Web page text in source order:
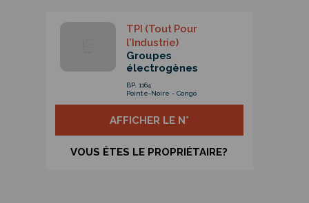
TPI (Tout Pour
l’Industrie)
Groupes
électrogènes
BP. 1164
Pointe-Noire - Congo
AFFICHER LE N°
VOUS ÊTES LE PROPRIÉTAIRE?